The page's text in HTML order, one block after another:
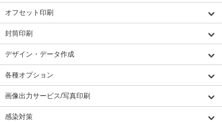
オフセット印刷
封筒印刷
デザイン・データ作成
各種オプション
画像出力サービス/写真印刷
感染対策